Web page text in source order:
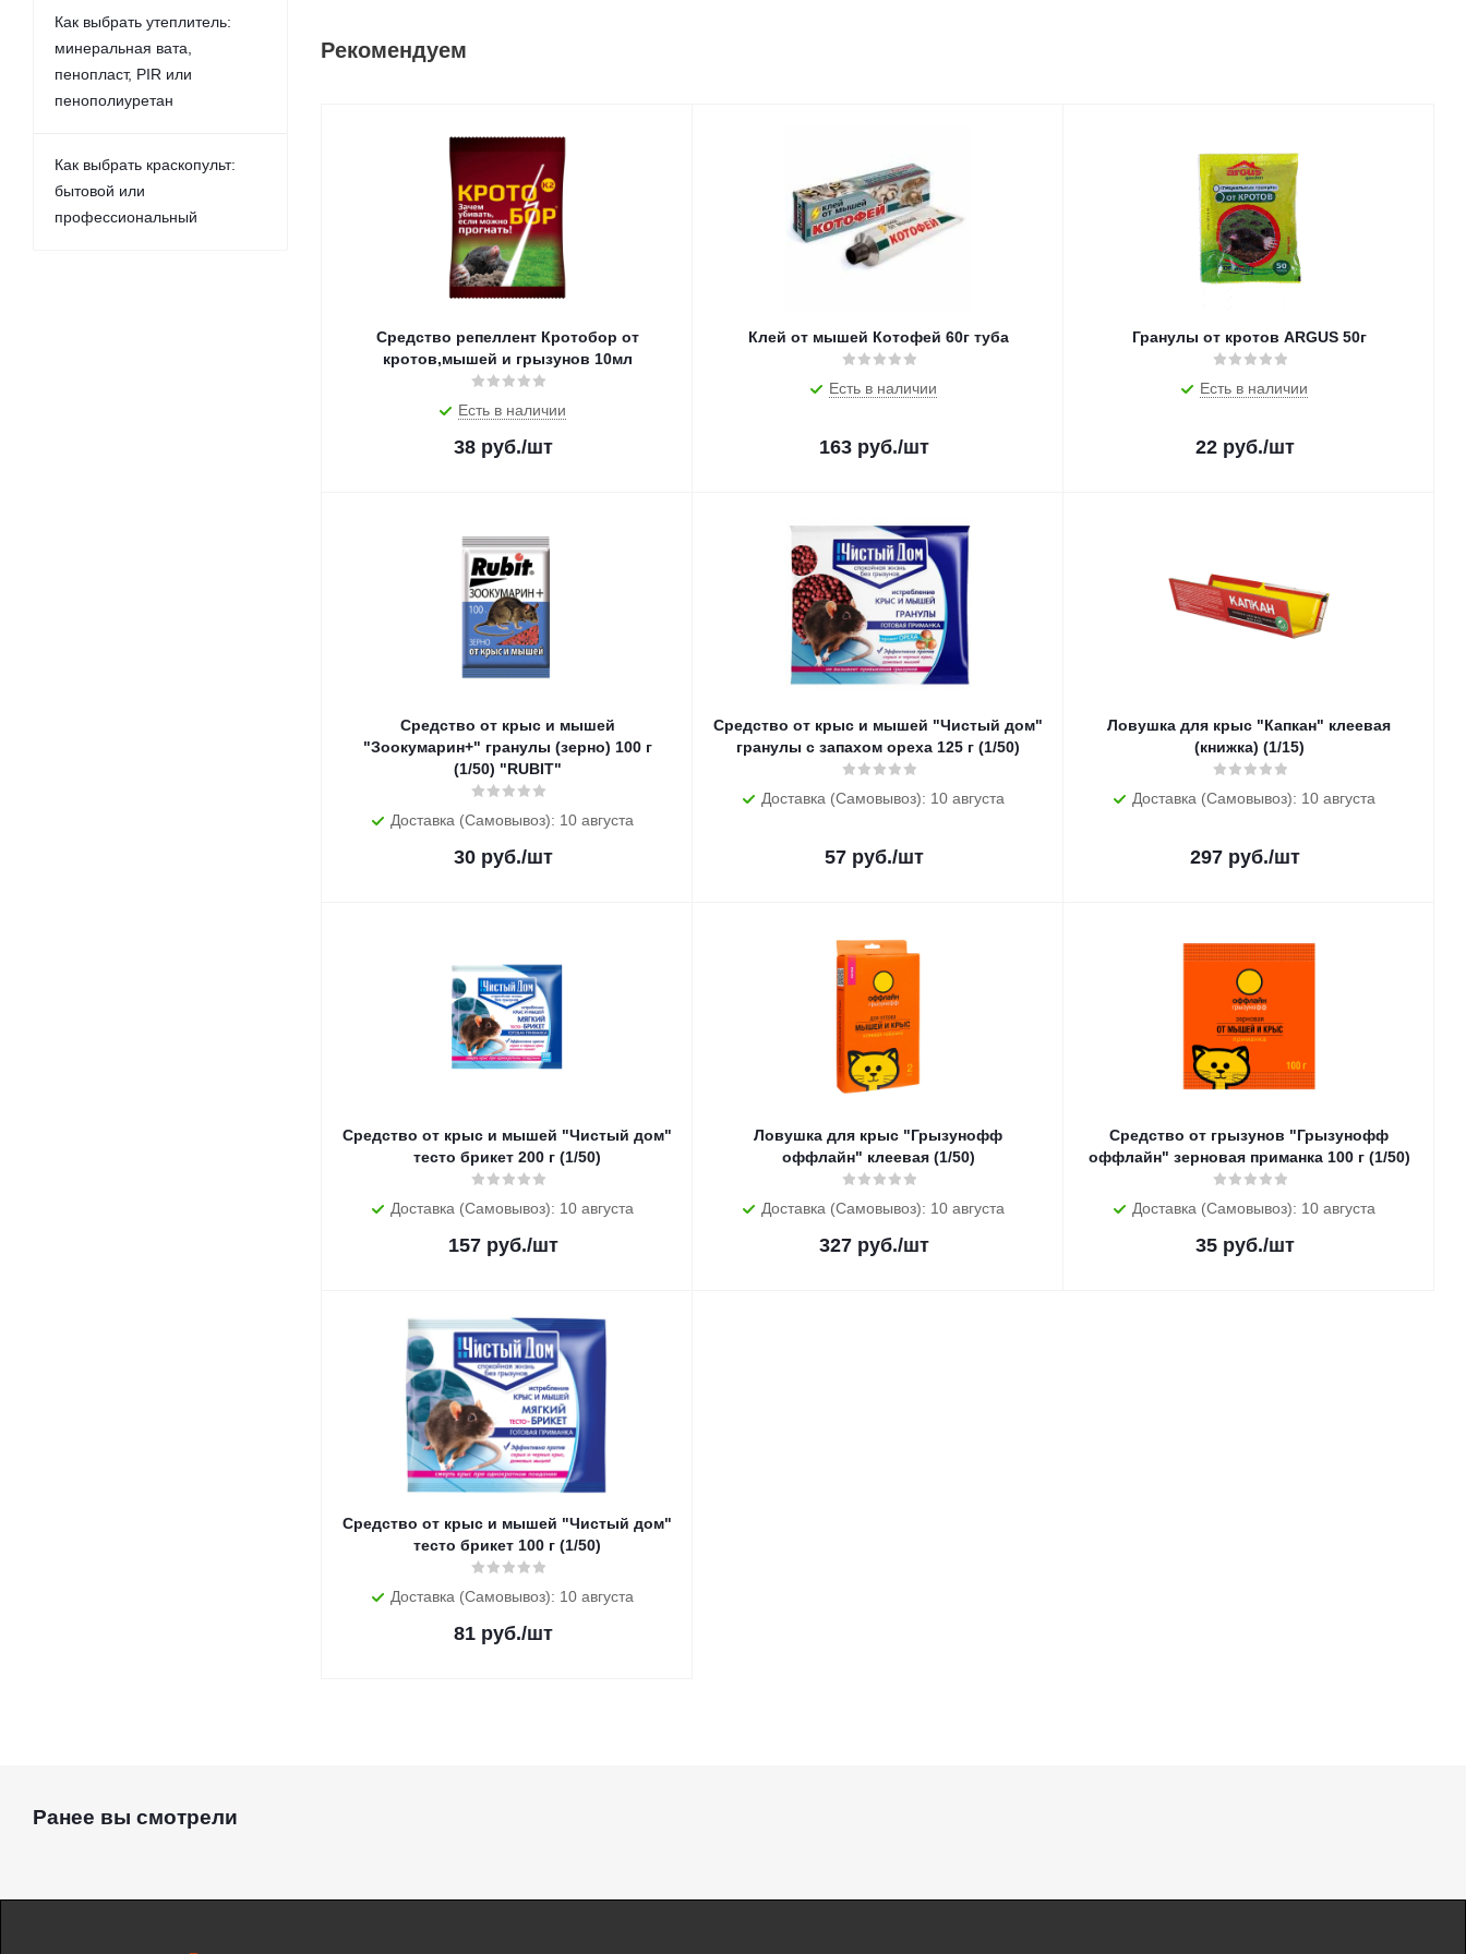
Рекомендуем
Средство репеллент Кротобор от
кротов,мышей и грызунов 10мл
Есть в наличии
38 руб./шт
Клей от мышей Котофей 60г туба
Есть в наличии
163 руб./шт
Гранулы от кротов ARGUS 50г
Есть в наличии
22 руб./шт
Средство от крыс и мышей
"Зоокумарин+" гранулы (зерно) 100 г
(1/50) "RUBIT"
Доставка (Самовывоз): 10 августа
30 руб./шт
Средство от крыс и мышей "Чистый дом"
гранулы с запахом ореха 125 г (1/50)
Доставка (Самовывоз): 10 августа
57 руб./шт
Ловушка для крыс "Капкан" клеевая
(книжка) (1/15)
Доставка (Самовывоз): 10 августа
297 руб./шт
Средство от крыс и мышей "Чистый дом"
тесто брикет 200 г (1/50)
Доставка (Самовывоз): 10 августа
157 руб./шт
Ловушка для крыс "Грызунофф
оффлайн" клеевая (1/50)
Доставка (Самовывоз): 10 августа
327 руб./шт
Средство от грызунов "Грызунофф
оффлайн" зерновая приманка 100 г (1/50)
Доставка (Самовывоз): 10 августа
35 руб./шт
Средство от крыс и мышей "Чистый дом"
тесто брикет 100 г (1/50)
Доставка (Самовывоз): 10 августа
81 руб./шт
Как выбрать утеплитель:
минеральная вата,
пенопласт, PIR или
пенополиуретан
Как выбрать краскопульт:
бытовой или
профессиональный
Ранее вы смотрели